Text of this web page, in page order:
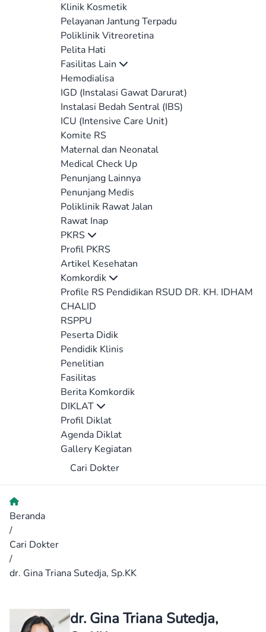
Klinik Kosmetik
Pelayanan Jantung Terpadu
Poliklinik Vitreoretina
Pelita Hati
Fasilitas Lain
Hemodialisa
IGD (Instalasi Gawat Darurat)
Instalasi Bedah Sentral (IBS)
ICU (Intensive Care Unit)
Komite RS
Maternal dan Neonatal
Medical Check Up
Penunjang Lainnya
Penunjang Medis
Poliklinik Rawat Jalan
Rawat Inap
PKRS
Profil PKRS
Artikel Kesehatan
Komkordik
Profile RS Pendidikan RSUD DR. KH. IDHAM
CHALID
RSPPU
Peserta Didik
Pendidik Klinis
Penelitian
Fasilitas
Berita Komkordik
DIKLAT
Profil Diklat
Agenda Diklat
Gallery Kegiatan
Cari Dokter
Beranda
/
Cari Dokter
/
dr. Gina Triana Sutedja, Sp.KK
dr. Gina Triana Sutedja,